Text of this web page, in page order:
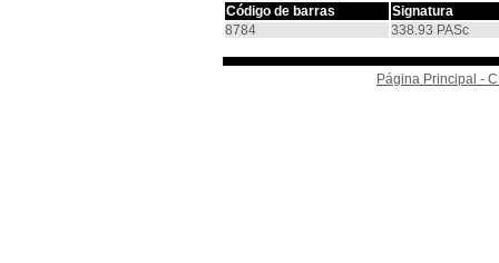
Código de barras
Signatura
8784
338.93 PASc
Página Principal -